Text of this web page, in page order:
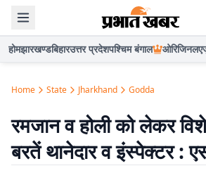
होमझारखण्डबिहारउत्तर प्रदेशपश्चिम बंगाल ओरिजिनल
Home State Jharkhand Godda
रमजान व होली को लेकर
बरतें थानेदार व इंस्पेक्टर :